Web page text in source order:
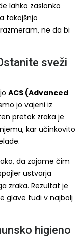
lahko zaslonko
takojšnjo
ne da bi
sveži
ACS (Advanced
jo vajeni iz
pretok zraka je
kar učinkovito
da zajame čim
ustvarja
zraka. Rezultat je
glave tudi v najbolj
higieno